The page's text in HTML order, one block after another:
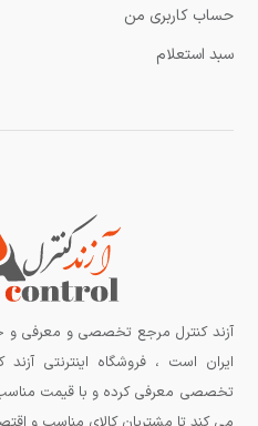
حساب کاربری من
سبد استعلام
آزند کنترل مرجع تخصصی و معرفی و
ایران است ، فروشگاه اینترنتی
تخصصی معرفی کرده و با قیمت